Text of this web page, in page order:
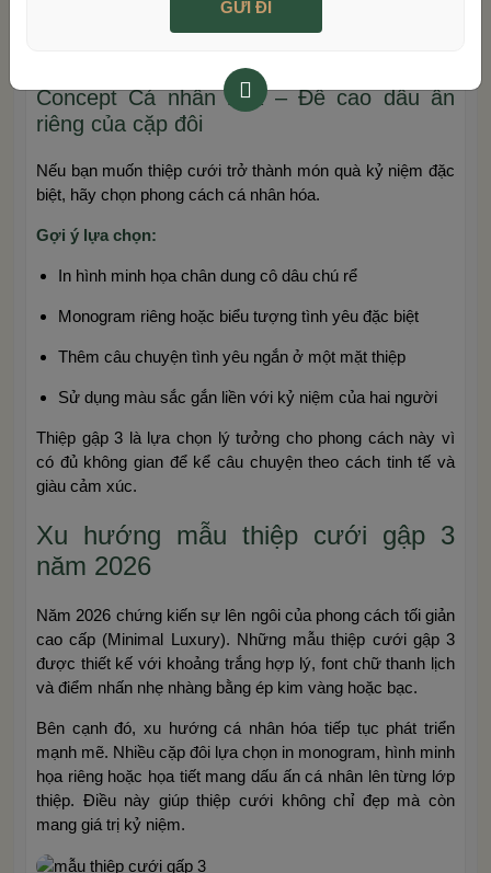
Thiết kế gập 3 giúp tối ưu không gian trình bày thông tin
Concept Cá nhân hóa – Đề cao dấu ấn
riêng của cặp đôi
Nếu bạn muốn thiệp cưới trở thành món quà kỷ niệm đặc
biệt, hãy chọn phong cách cá nhân hóa.
Gợi ý lựa chọn:
In hình minh họa chân dung cô dâu chú rể
Monogram riêng hoặc biểu tượng tình yêu đặc biệt
Thêm câu chuyện tình yêu ngắn ở một mặt thiệp
Sử dụng màu sắc gắn liền với kỷ niệm của hai người
Thiệp gập 3 là lựa chọn lý tưởng cho phong cách này vì
có đủ không gian để kể câu chuyện theo cách tinh tế và
giàu cảm xúc.
Xu hướng mẫu thiệp cưới gập 3
năm 2026
Năm 2026 chứng kiến sự lên ngôi của phong cách tối giản
cao cấp (Minimal Luxury). Những mẫu thiệp cưới gập 3
được thiết kế với khoảng trắng hợp lý, font chữ thanh lịch
và điểm nhấn nhẹ nhàng bằng ép kim vàng hoặc bạc.
Bên cạnh đó, xu hướng cá nhân hóa tiếp tục phát triển
mạnh mẽ. Nhiều cặp đôi lựa chọn in monogram, hình minh
họa riêng hoặc họa tiết mang dấu ấn cá nhân lên từng lớp
thiệp. Điều này giúp thiệp cưới không chỉ đẹp mà còn
mang giá trị kỷ niệm.